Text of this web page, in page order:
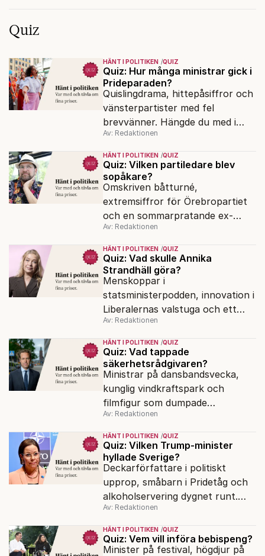
Quiz
HÄNT I POLITIKEN QUIZ
Quiz: Hur många ministrar gick i
Prideparaden?
Quislingdrama, hittepåsiffror och
vänsterpartister med fel
brevvänner. Hängde du med i
politiken under valspurtens
första vecka?
Av: Redaktionen
HÄNT I POLITIKEN QUIZ
Quiz: Vilken partiledare blev
sopåkare?
Omskriven båtturné,
extremsiffror för Örebropartiet
och en sommarpratande ex-
minister. Har du koll på veckans
snackisar i politiken?
Av: Redaktionen
HÄNT I POLITIKEN QUIZ
Quiz: Vad skulle Annika
Strandhäll göra?
Menskoppar i
statsministerpodden, innovation i
Liberalernas valstuga och ett
rödgrönt parti som backar. Hur
gick politiksnacket i veckan?
Av: Redaktionen
HÄNT I POLITIKEN QUIZ
Quiz: Vad tappade
säkerhetsrådgivaren?
Ministrar på dansbandsvecka,
kunglig vindkraftspark och
filmfigur som dumpade
Liberalerna. Har du koll på
veckans politiska snackisar?
Av: Redaktionen
HÄNT I POLITIKEN QUIZ
Quiz: Vilken Trump-minister
hyllade Sverige?
Deckarförfattare i politiskt
upprop, småbarn i Pridetåg och
alkoholservering dygnet runt.
Har du koll på veckans politiska
snackisar?
Av: Redaktionen
HÄNT I POLITIKEN QUIZ
Quiz: Vem vill införa bebispeng?
Minister på festival, högdjur på